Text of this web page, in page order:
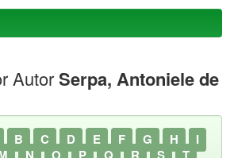
AutorSerpa, Antoniele de
B C D E F G H
I